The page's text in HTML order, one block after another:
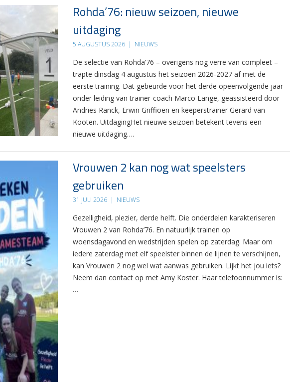
Rohda’76: nieuw seizoen, nieuwe
uitdaging
5 AUGUSTUS 2026 | NIEUWS
De selectie van Rohda’76 – overigens nog verre van compleet –
trapte dinsdag 4 augustus het seizoen 2026-2027 af met de
eerste training. Dat gebeurde voor het derde opeenvolgende jaar
onder leiding van trainer-coach Marco Lange, geassisteerd door
Andries Ranck, Erwin Griffioen en keeperstrainer Gerard van
Kooten. UitdagingHet nieuwe seizoen betekent tevens een
nieuwe uitdaging….
Vrouwen 2 kan nog wat speelsters
gebruiken
31 JULI 2026 | NIEUWS
Gezelligheid, plezier, derde helft. Die onderdelen karakteriseren
Vrouwen 2 van Rohda’76. En natuurlijk trainen op
woensdagavond en wedstrijden spelen op zaterdag. Maar om
iedere zaterdag met elf speelster binnen de lijnen te verschijnen,
kan Vrouwen 2 nog wel wat aanwas gebruiken. Lijkt het jou iets?
Neem dan contact op met Amy Koster. Haar telefoonnummer is:
…